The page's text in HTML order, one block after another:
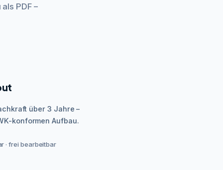
PDF –
über 3 Jahre –
konformen Aufbau.
· frei bearbeitbar